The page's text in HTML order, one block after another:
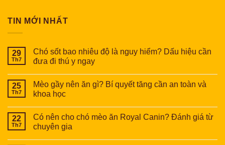
TIN MỚI NHẤT
29
Th7
Chó sốt bao nhiêu độ là nguy hiểm? Dấu hiệu cần
đưa đi thú y ngay
25
Th7
Mèo gầy nên ăn gì? Bí quyết tăng cần an toàn và
khoa học
22
Th7
Có nên cho chó mèo ăn Royal Canin? Đánh giá từ
chuyên gia